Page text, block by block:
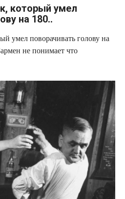
который умел
на 180..
умел поворачивать голову на
не понимает что